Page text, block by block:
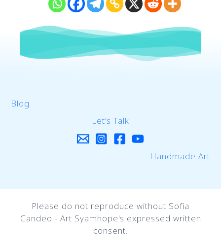
Blog
Let's Talk
Handmade Art
Please do not reproduce without Sofia
Candeo - Art Syamhope's expressed written
consent.